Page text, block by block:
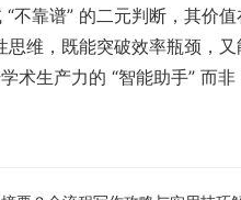
“不靠谱” 的二元判断，其
思维，既能突破效率瓶颈，
术生产力的 “智能助手” 而